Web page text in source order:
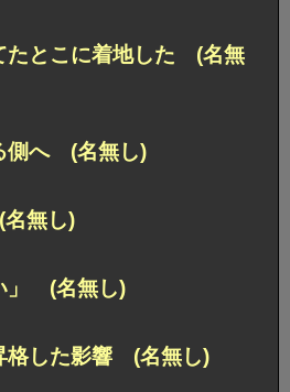
たとこに着地した (名無
側へ (名無し)
無し)
」 (名無し)
格した影響 (名無し)